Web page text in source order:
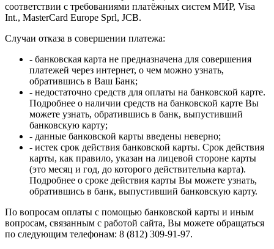
соответствии с требованиями платёжных систем МИР, Visa
Int., MasterCard Europe Sprl, JCB.
Случаи отказа в совершении платежа:
- банковская карта не предназначена для совершения
платежей через интернет, о чем можно узнать,
обратившись в Ваш Банк;
- недостаточно средств для оплаты на банковской карте.
Подробнее о наличии средств на банковской карте Вы
можете узнать, обратившись в банк, выпустивший
банковскую карту;
- данные банковской карты введены неверно;
- истек срок действия банковской карты. Срок действия
карты, как правило, указан на лицевой стороне карты
(это месяц и год, до которого действительна карта).
Подробнее о сроке действия карты Вы можете узнать,
обратившись в банк, выпустивший банковскую карту.
По вопросам оплаты с помощью банковской карты и иным
вопросам, связанным с работой сайта, Вы можете обращаться
по следующим телефонам: 8 (812) 309-91-97.